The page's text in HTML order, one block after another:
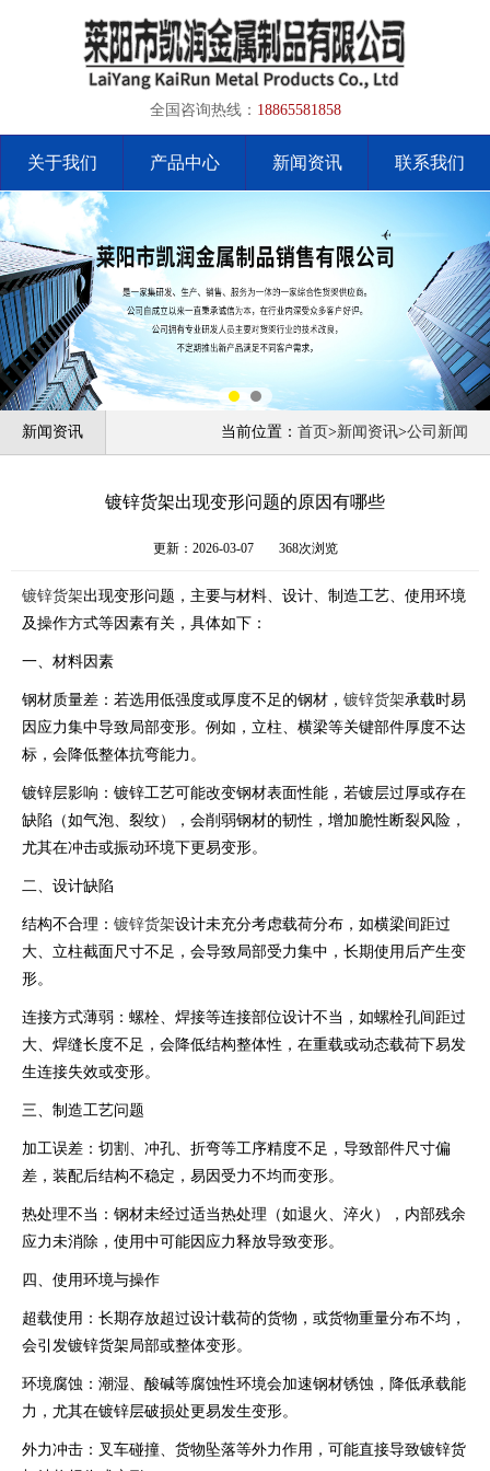
全国咨询热线： 18865581858
关于我们 产品中心 新闻资讯 联系我们
新闻资讯 当前位置： 首页>新闻资讯>公司新闻
镀锌货架出现变形问题的原因有哪些
更新：2026-03-07 368次浏览
镀锌货架出现变形问题，主要与材料、设计、制造工艺、使用环境
及操作方式等因素有关，具体如下：
一、材料因素
钢材质量差：若选用低强度或厚度不足的钢材， 镀锌货架承载时易
因应力集中导致局部变形。例如，立柱、横梁等关键部件厚度不达
标，会降低整体抗弯能力。
镀锌层影响：镀锌工艺可能改变钢材表面性能，若镀层过厚或存在
缺陷（如气泡、裂纹），会削弱钢材的韧性，增加脆性断裂风险，
尤其在冲击或振动环境下更易变形。
二、设计缺陷
结构不合理： 镀锌货架设计未充分考虑载荷分布，如横梁间距过
大、立柱截面尺寸不足，会导致局部受力集中，长期使用后产生变
形。
连接方式薄弱：螺栓、焊接等连接部位设计不当，如螺栓孔间距过
大、焊缝长度不足，会降低结构整体性，在重载或动态载荷下易发
生连接失效或变形。
三、制造工艺问题
加工误差：切割、冲孔、折弯等工序精度不足，导致部件尺寸偏
差，装配后结构不稳定，易因受力不均而变形。
热处理不当：钢材未经过适当热处理（如退火、淬火），内部残余
应力未消除，使用中可能因应力释放导致变形。
四、使用环境与操作
超载使用：长期存放超过设计载荷的货物，或货物重量分布不均，
会引发镀锌货架局部或整体变形。
环境腐蚀：潮湿、酸碱等腐蚀性环境会加速钢材锈蚀，降低承载能
力，尤其在镀锌层破损处更易发生变形。
外力冲击：叉车碰撞、货物坠落等外力作用，可能直接导致镀锌货